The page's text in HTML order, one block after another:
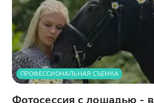
ПРОФЕССИОНАЛЬНАЯ СЪЕМКА
Фотосессия с лошадью - в